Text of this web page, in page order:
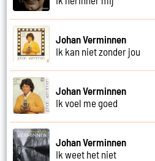
Johan Verminnen
Ik kan niet zonder jou
Johan Verminnen
Ik voel me goed
Johan Verminnen
Ik weet het niet